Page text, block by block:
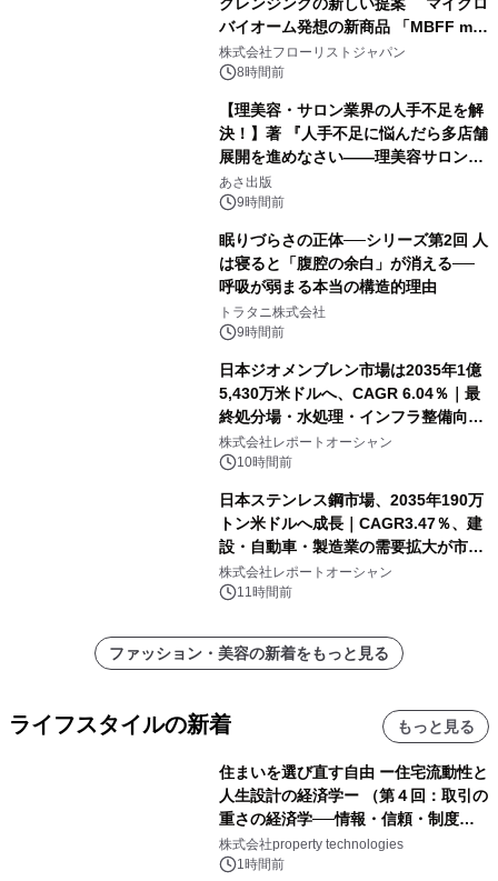
バイオーム発想の新商品 「MBFF mb
クレンジングPRO」を2026年8月6日
発売
株式会社フローリストジャパン
8時間前
【理美容・サロン業界の人手不足を解
決！】著 『人手不足に悩んだら多店舗
展開を進めなさい――理美容サロン
「多店舗展開」の教科書』2026年8月
24日（月）発売
あさ出版
9時間前
眠りづらさの正体──シリーズ第2回 人
は寝ると「腹腔の余白」が消える──
呼吸が弱まる本当の構造的理由
トラタニ株式会社
9時間前
日本ジオメンブレン市場は2035年1億
5,430万米ドルへ、CAGR 6.04％｜最
終処分場・水処理・インフラ整備向け
需要拡大
株式会社レポートオーシャン
10時間前
日本ステンレス鋼市場、2035年190万
トン米ドルへ成長｜CAGR3.47％、建
設・自動車・製造業の需要拡大が市場
を牽引
株式会社レポートオーシャン
11時間前
ファッション・美容の新着をもっと見る
ライフスタイルの新着 もっと見る
住まいを選び直す自由 ー住宅流動性と
人生設計の経済学ー （第４回：取引の
重さの経済学──情報・信頼・制度を
PropTechはどう組み替えるか）｜
PropTech-Lab
株式会社property technologies
1時間前